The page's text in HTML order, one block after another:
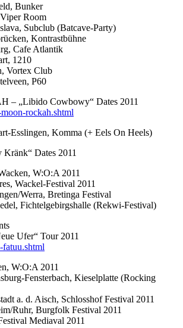
Bunker
Room
Subclub (Batcave-Party)
Kontrastbühne
Cafe Atlantik
1210
Vortex Club
P60
– „Libido Cowbowy“ Dates 2011
rockah.shtml
Esslingen, Komma (+ Eels On Heels)
Dates 2011
W:O:A 2011
Wackel-Festival 2011
Werra, Bretinga Festival
Fichtelgebirgshalle (Rekwi-Festival)
Ufer“ Tour 2011
W:O:A 2011
Fensterbach, Kieselplatte (Rocking
a. d. Aisch, Schlosshof Festival 2011
Ruhr, Burgfolk Festival 2011
Mediaval 2011